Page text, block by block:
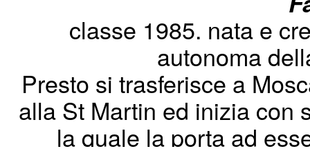
classe 1985, nata e
autonoma
Presto si trasferisce a
alla St Martin ed inizia con
la quale la porta ad